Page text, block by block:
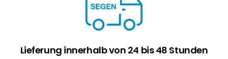
Lieferung innerhalb von 24 bis 48 Stunden